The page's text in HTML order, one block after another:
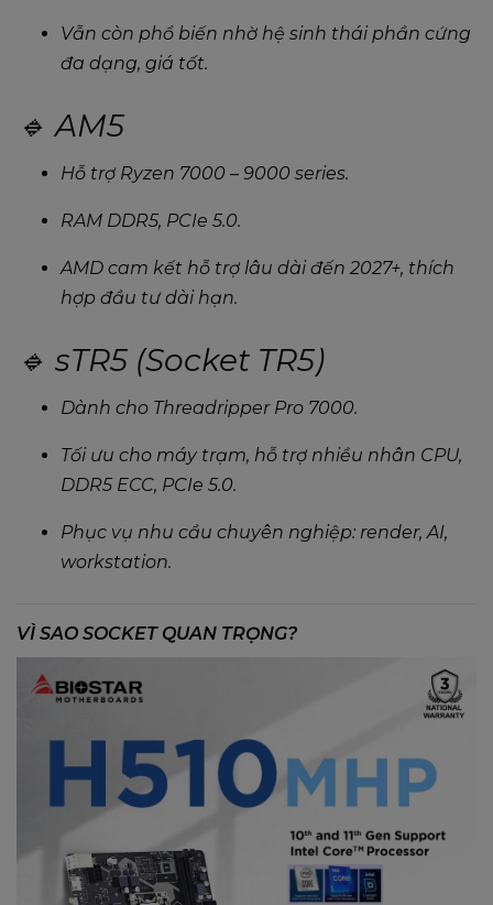
Vẫn còn phổ biến nhờ hệ sinh thái phần cứng
đa dạng, giá tốt.
🔹 AM5
Hỗ trợ Ryzen 7000 – 9000 series.
RAM DDR5, PCIe 5.0.
AMD cam kết hỗ trợ lâu dài đến 2027+, thích
hợp đầu tư dài hạn.
🔹 sTR5 (Socket TR5)
Dành cho Threadripper Pro 7000.
Tối ưu cho máy trạm, hỗ trợ nhiều nhân CPU,
DDR5 ECC, PCIe 5.0.
Phục vụ nhu cầu chuyên nghiệp: render, AI,
workstation.
VÌ SAO SOCKET QUAN TRỌNG?